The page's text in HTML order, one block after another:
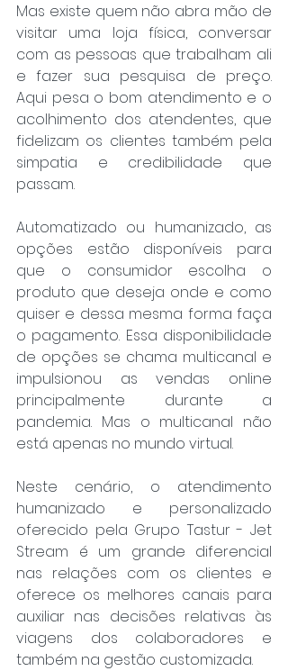
Mas existe quem não abra mão de
visitar uma loja física, conversar
com as pessoas que trabalham ali
e fazer sua pesquisa de preço.
Aqui pesa o bom atendimento e o
acolhimento dos atendentes, que
fidelizam os clientes também pela
simpatia e credibilidade que
passam.
Automatizado ou humanizado, as
opções estão disponíveis para
que o consumidor escolha o
produto que deseja onde e como
quiser e dessa mesma forma faça
o pagamento. Essa disponibilidade
de opções se chama multicanal e
impulsionou as vendas online
principalmente durante a
pandemia. Mas o multicanal não
está apenas no mundo virtual.
Neste cenário, o atendimento
humanizado e personalizado
oferecido pela Grupo Tastur - Jet
Stream é um grande diferencial
nas relações com os clientes e
oferece os melhores canais para
auxiliar nas decisões relativas às
viagens dos colaboradores e
também na gestão customizada.